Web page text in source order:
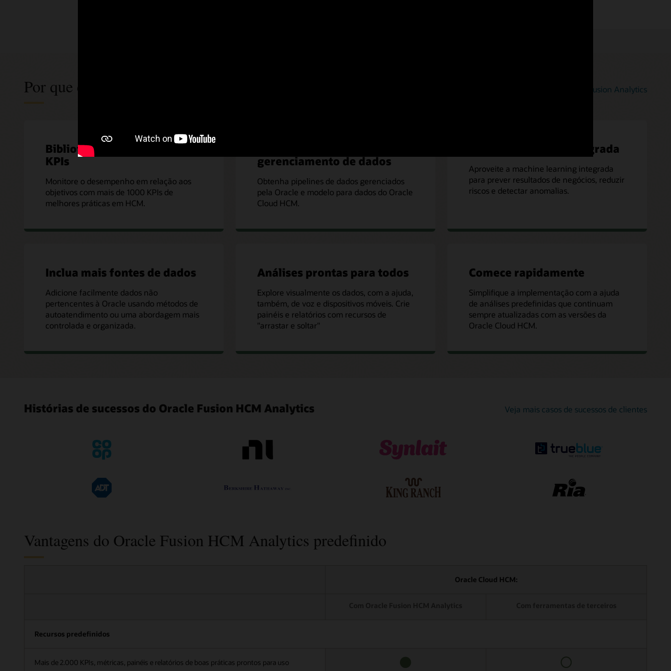
Por que escolher o Fusion HCM Analytics? Explore os recursos do Oracle Fusion Analytics
Bibliotecas predefinidas de
KPIs
Monitore o desempenho em relação aos
objetivos com mais de 1000 KPIs de
melhores práticas em HCM.
gerenciamento de dados
Obtenha pipelines de dados gerenciados
pela Oracle e modelo para dados do Oracle
Cloud HCM.
Machine learning integrada
Aproveite a machine learning integrada
para prever resultados de negócios, reduzir
riscos e detectar anomalias.
Inclua mais fontes de dados
Adicione facilmente dados não
pertencentes à Oracle usando métodos de
autoatendimento ou uma abordagem mais
controlada e organizada.
Análises prontas para todos
Explore visualmente os dados, com a ajuda,
também, de voz e dispositivos móveis. Crie
painéis e relatórios com recursos de
"arrastar e soltar"
Comece rapidamente
Simplifique a implementação com a ajuda
de análises predefinidas que continuam
sempre atualizadas com as versões da
Oracle Cloud HCM.
Histórias de sucessos do Oracle Fusion HCM Analytics Veja mais casos de sucessos de clientes
Vantagens do Oracle Fusion HCM Analytics predefinido
Oracle Cloud HCM:
Recursos predefinidos
Mais de 2.000 KPIs, métricas, painéis e relatórios de boas práticas prontos para uso